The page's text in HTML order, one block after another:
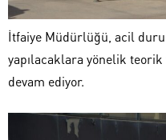
İtfaiye Müdürlüğü, acil
yapılacaklara yönelik
devam ediyor.